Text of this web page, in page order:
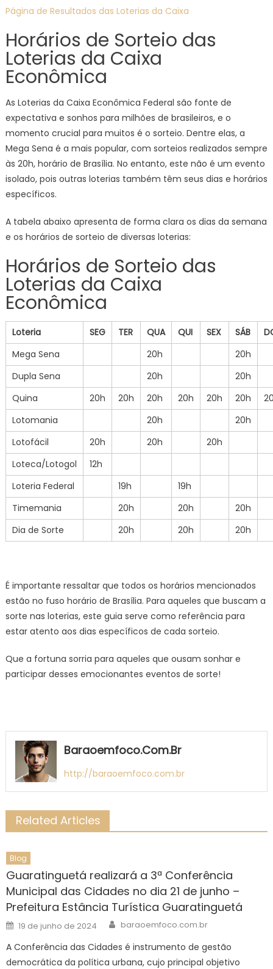
Página de Resultados das Loterias da Caixa
Horários de Sorteio das
Loterias da Caixa
Econômica
As Loterias da Caixa Econômica Federal são fonte de
expectativa e sonhos para milhões de brasileiros, e o
momento crucial para muitos é o sorteio. Dentre elas, a
Mega Sena é a mais popular, com sorteios realizados sempre
às 20h, horário de Brasília. No entanto, este não é um evento
isolado, pois outras loterias também têm seus dias e horários
específicos.
A tabela abaixo apresenta de forma clara os dias da semana
e os horários de sorteio de diversas loterias:
Horários de Sorteio das
Loterias da Caixa
Econômica
Loteria SEG TER QUA QUI SEX SÁB
Mega Sena
20h
20h
Dupla Sena
20h
20h
Quina
20h 20h 20h 20h 20h 20h
Lotomania
20h
20h
Lotofácil
20h 20h
20h
Loteca/Lotogol
12h
Loteria Federal
19h
19h
Timemania
20h 20h
20h
Dia de Sorte
20h 20h 20h
É importante ressaltar que todos os horários mencionados
estão no fuso horário de Brasília. Para aqueles que buscam a
sorte nas loterias, este guia serve como referência para
estar atento aos dias específicos de cada sorteio.
Que a fortuna sorria para aqueles que ousam sonhar e
participar desses emocionantes eventos de sorte!
Baraoemfoco.com.br
http://baraoemfoco.com.br
Related Articles
Blog
Guaratinguetá realizará a 3ª Conferência
Municipal das Cidades no dia 21 de junho –
Prefeitura Estância Turística Guaratinguetá
Posted
on
19 de junho de 2024 Author
baraoemfoco.com.br
A Conferência das Cidades é instrumento de gestão
democrática da política urbana, cujo principal objetivo